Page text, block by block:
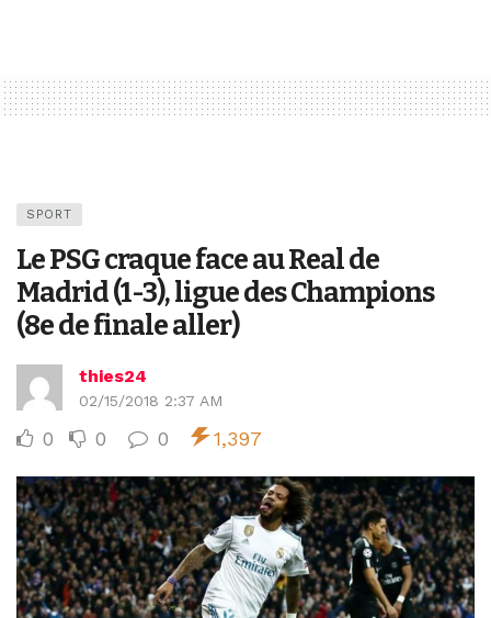
SPORT
Le PSG craque face au Real de
Madrid (1-3), ligue des Champions
(8e de finale aller)
thies24
02/15/2018 2:37 AM
0 0 0 1,397